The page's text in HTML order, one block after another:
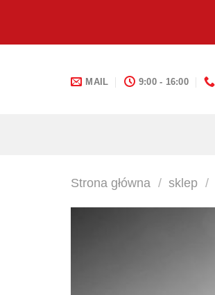
content
MAIL 9:00 - 16:00
Strona główna / sklep /